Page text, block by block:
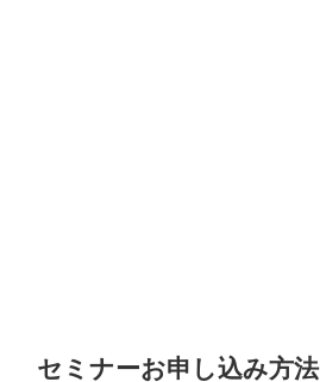
セミナーお申し込み方法